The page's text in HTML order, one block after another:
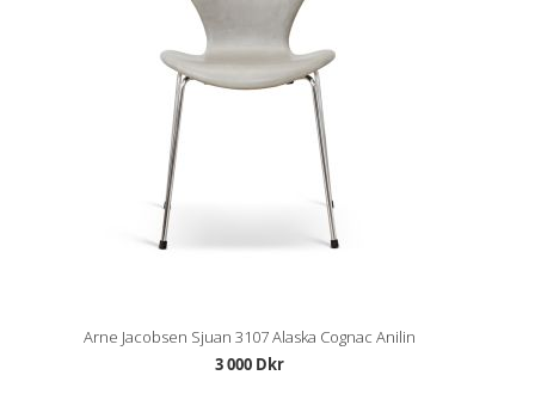
Arne Jacobsen Sjuan 3107 Alaska Cognac Anilin
3 000 Dkr